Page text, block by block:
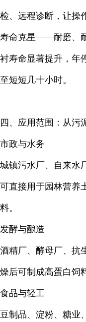
检、远程诊断，让操
寿命克星——耐磨、
衬寿命显著提升，年
至短短几十小时。
四、应用范围：从污
市政与水务
城镇污水厂、自来水
可直接用于园林营养
料。
发酵与酿造
酒精厂、酵母厂、抗
燥后可制成高蛋白饲
食品与轻工
豆制品、淀粉、糖业